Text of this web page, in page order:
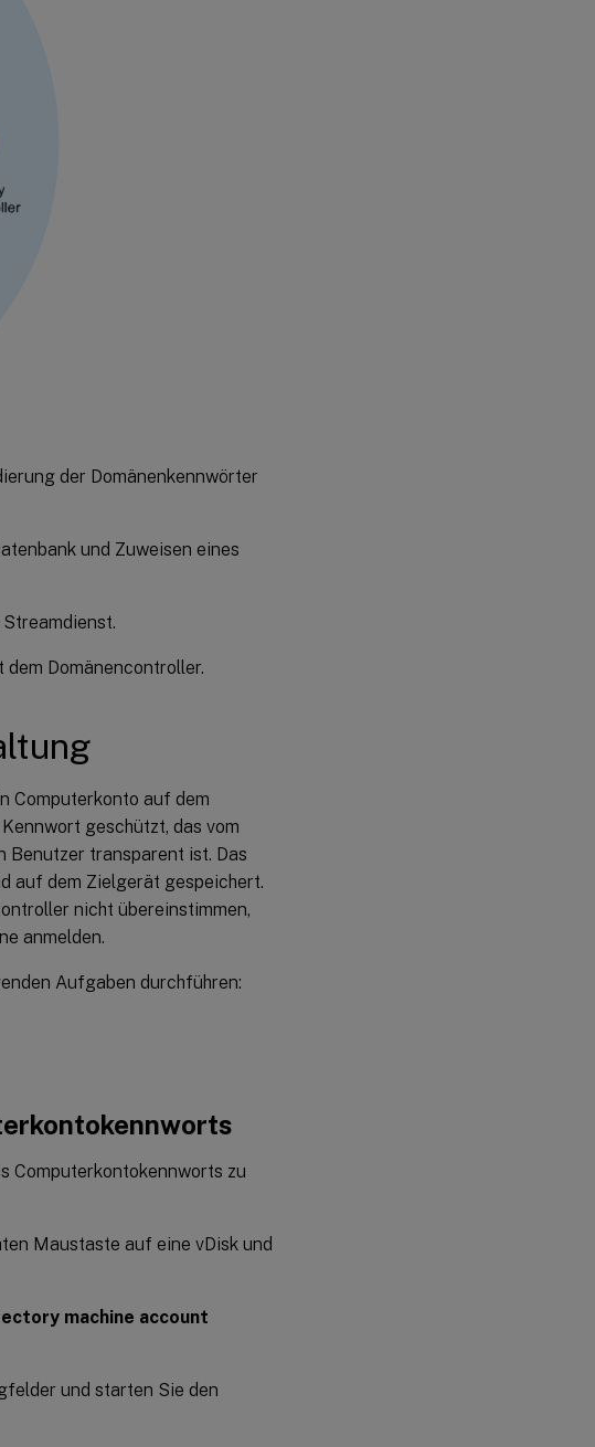
der Domänenkennwörter
und Zuweisen eines
Domänencontroller.
Computerkonto auf dem
geschützt, das vom
Benutzer transparent ist. Das
auf dem Zielgerät gespeichert.
nicht übereinstimmen,
anmelden.
Aufgaben durchführen:
Computerkontokennworts zu
Maustaste auf eine vDisk und
machine account
und starten Sie den